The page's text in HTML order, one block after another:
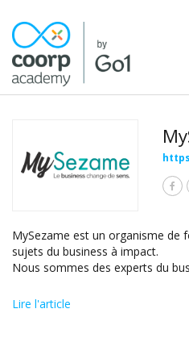
MySezame est un organisme de
sujets du business à impact.
Nous sommes des experts du
Lire l'article